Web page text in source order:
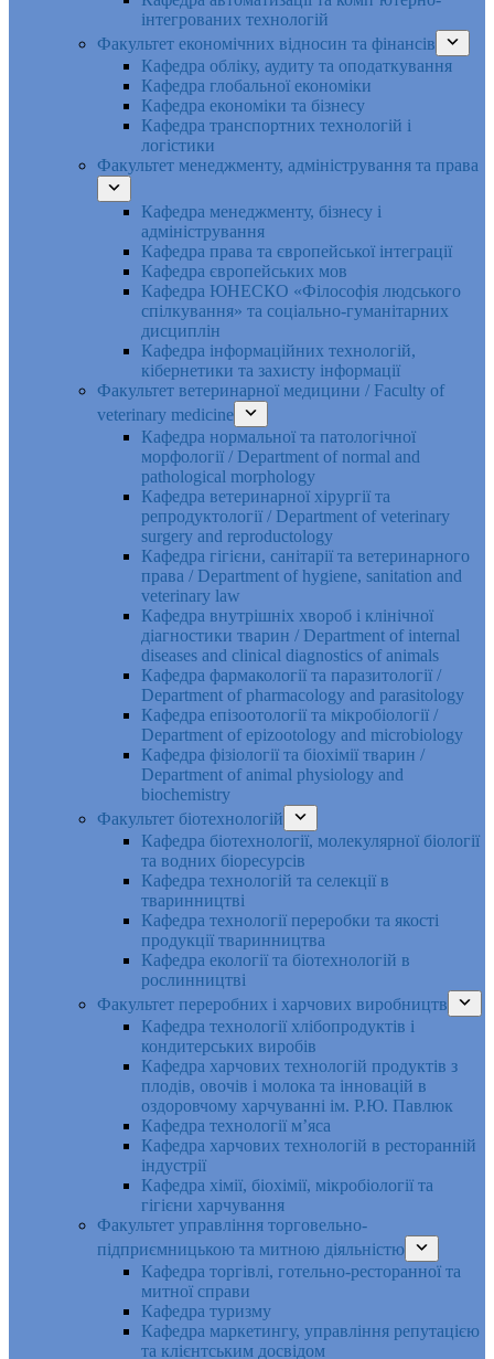
інтегрованих технологій
Факультет економічних відносин та фінансів
Кафедра обліку, аудиту та оподаткування
Кафедра глобальної економіки
Кафедра економіки та бізнесу
Кафедра транспортних технологій і
логістики
Факультет менеджменту, адміністрування та права
Кафедра менеджменту, бізнесу і
адміністрування
Кафедра права та європейської інтеграції
Кафедра європейських мов
Кафедра ЮНЕСКО «Філософія людського
спілкування» та соціально-гуманітарних
дисциплін
Кафедра інформаційних технологій,
кібернетики та захисту інформації
Факультет ветеринарної медицини / Faculty of
veterinary medicine
Кафедра нормальної та патологічної
морфології / Department of normal and
pathological morphology
Кафедра ветеринарної хірургії та
репродуктології / Department of veterinary
surgery and reproductology
Кафедра гігієни, санітарії та ветеринарного
права / Department of hygiene, sanitation and
veterinary law
Кафедра внутрішніх хвороб і клінічної
діагностики тварин / Department of internal
diseases and clinical diagnostics of animals
Кафедра фармакології та паразитології /
Department of pharmacology and parasitology
Кафедра епізоотології та мікробіології /
Department of epizootology and microbiology
Кафедра фізіології та біохімії тварин /
Department of animal physiology and
biochemistry
Факультет біотехнологій
Кафедра біотехнології, молекулярної біології
та водних біоресурсів
Кафедра технологій та селекції в
тваринництві
Кафедра технології переробки та якості
продукції тваринництва
Кафедра екології та біотехнологій в
рослинництві
Факультет переробних і харчових виробництв
Кафедра технології хлібопродуктів і
кондитерських виробів
Кафедра харчових технологій продуктів з
плодів, овочів і молока та інновацій в
оздоровчому харчуванні ім. Р.Ю. Павлюк
Кафедра технології м’яса
Кафедра харчових технологій в ресторанній
індустрії
Кафедра хімії, біохімії, мікробіології та
гігієни харчування
Факультет управління торговельно-
підприємницькою та митною діяльністю
Кафедра торгівлі, готельно-ресторанної та
митної справи
Кафедра туризму
Кафедра маркетингу, управління репутацією
та клієнтським досвідом